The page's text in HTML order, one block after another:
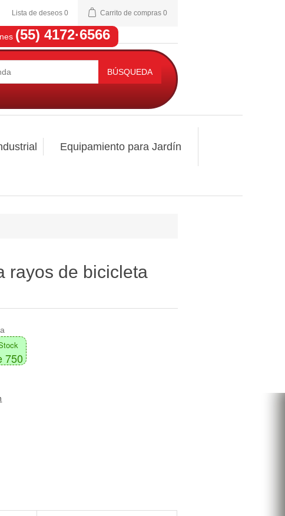
Lista de deseos 0 Carrito de compras 0
(55) 4172·6566
BÚSQUEDA
Equipamiento para Jardín
rayos de bicicleta
750